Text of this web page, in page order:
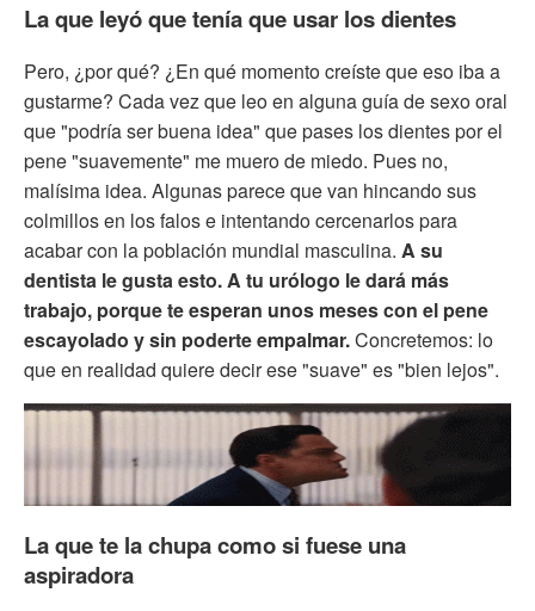
La que leyó que tenía que usar los dientes
Pero, ¿por qué? ¿En qué momento creíste que eso iba a
gustarme? Cada vez que leo en alguna guía de sexo oral
que "podría ser buena idea" que pases los dientes por el
pene "suavemente" me muero de miedo. Pues no,
malísima idea. Algunas parece que van hincando sus
colmillos en los falos e intentando cercenarlos para
acabar con la población mundial masculina. A su
dentista le gusta esto. A tu urólogo le dará más
trabajo, porque te esperan unos meses con el pene
escayolado y sin poderte empalmar.Concretemos: lo
que en realidad quiere decir ese "suave" es "bien lejos".
La que te la chupa como si fuese una
aspiradora